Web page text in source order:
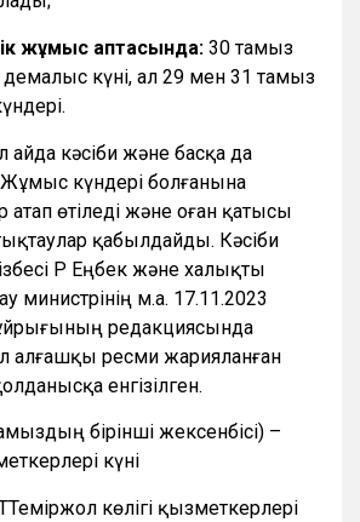
жұмыс аптасында: 30 тамыз
демалыс күні, ал 29 мен 31 тамыз
айда кәсіби және басқа да
күндері болғанына
атап өтіледі және оған қатысы
қабылдайды. Кәсіби
ҚР Еңбек және халықты
министрінің м.а. 17.11.2023
редакциясында
алғашқы ресми жарияланған
енгізілген.
бірінші жексенбісі) –
күні
көлігі қызметкерлері